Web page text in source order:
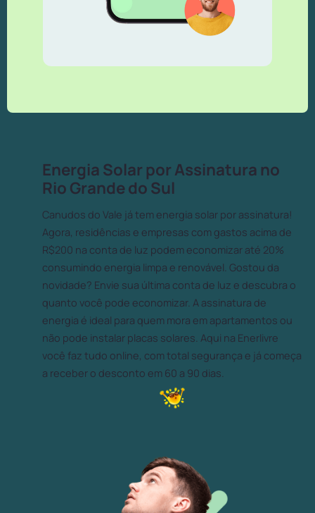
Energia Solar por Assinatura no
Rio Grande do Sul
Canudos do Vale já tem energia solar por assinatura!
Agora, residências e empresas com gastos acima de
R$200 na conta de luz podem economizar até 20%
consumindo energia limpa e renovável. Gostou da
novidade? Envie sua última conta de luz e descubra o
quanto você pode economizar. A assinatura de
energia é ideal para quem mora em apartamentos ou
não pode instalar placas solares. Aqui na Enerlivre
você faz tudo online, com total segurança e já começa
a receber o desconto em 60 a 90 dias.